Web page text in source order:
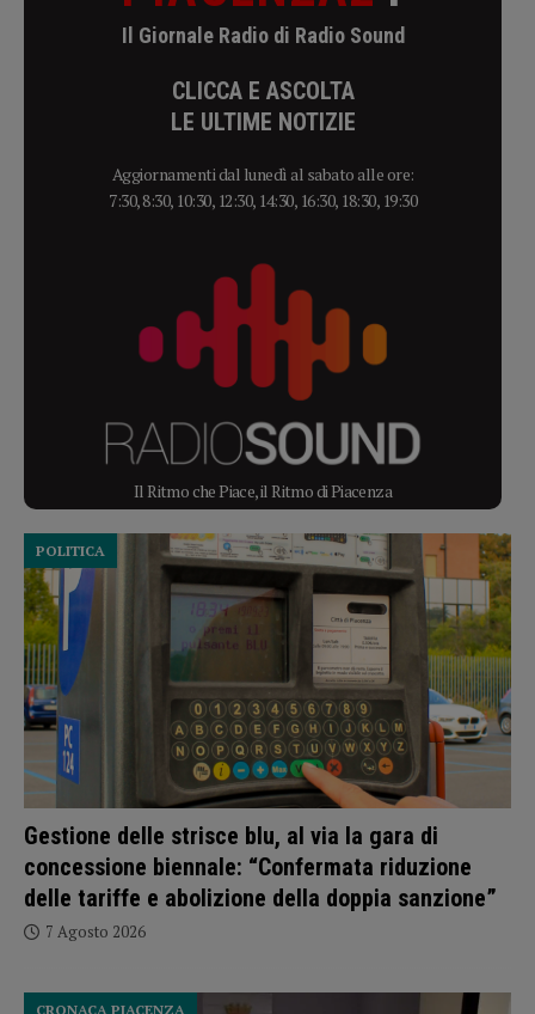
Il Giornale Radio di Radio Sound
CLICCA E ASCOLTA
LE ULTIME NOTIZIE
Aggiornamenti dal lunedì al sabato alle ore:
7:30, 8:30, 10:30, 12:30, 14:30, 16:30, 18:30, 19:30
Il Ritmo che Piace, il Ritmo di Piacenza
Gestione delle strisce blu, al via la gara di
concessione biennale: “Confermata riduzione
delle tariffe e abolizione della doppia sanzione”
POLITICA
7 Agosto 2026
CRONACA PIACENZA